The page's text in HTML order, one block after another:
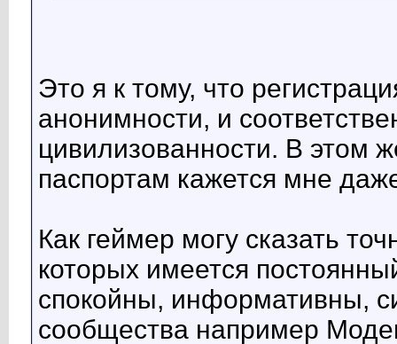
Это я к тому, что
анонимности, и
цивилизованности. В этом
паспортам кажется мне
Как геймер могу сказать
которых имеется
спокойны, информативны,
сообщества например